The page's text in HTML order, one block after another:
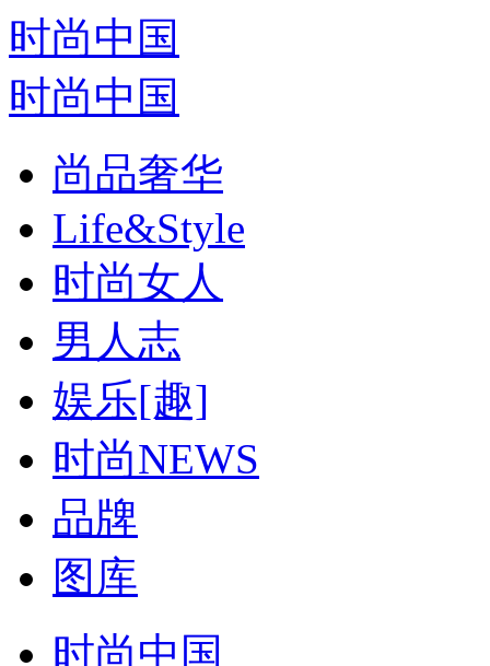
时尚中国
时尚中国
尚品奢华
Life&Style
时尚女人
男人志
娱乐[趣]
时尚NEWS
品牌
图库
时尚中国